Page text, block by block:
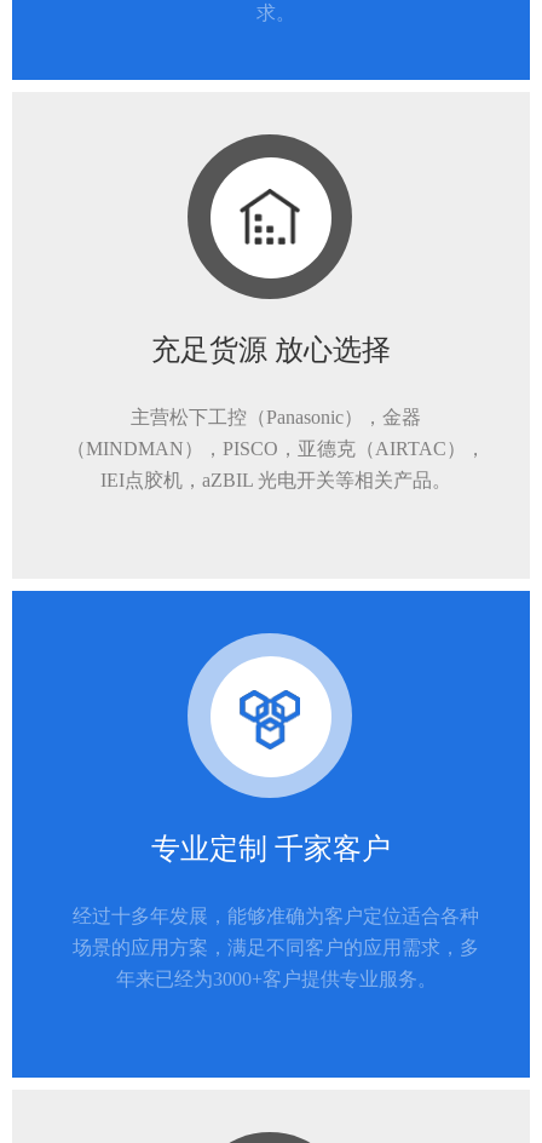
求。
充足货源 放心选择
主营松下工控（Panasonic），金器
（MINDMAN），PISCO，亚德克（AIRTAC），
IEI点胶机，aZBIL 光电开关等相关产品。
专业定制 千家客户
经过十多年发展，能够准确为客户定位适合各种
场景的应用方案，满足不同客户的应用需求，多
年来已经为3000+客户提供专业服务。